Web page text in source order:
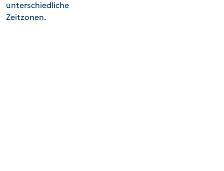
unterschiedliche
Zeitzonen.